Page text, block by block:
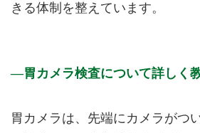
きる体制を整えています。
胃カメラ検査について詳しく
胃カメラは、先端にカメラがつ